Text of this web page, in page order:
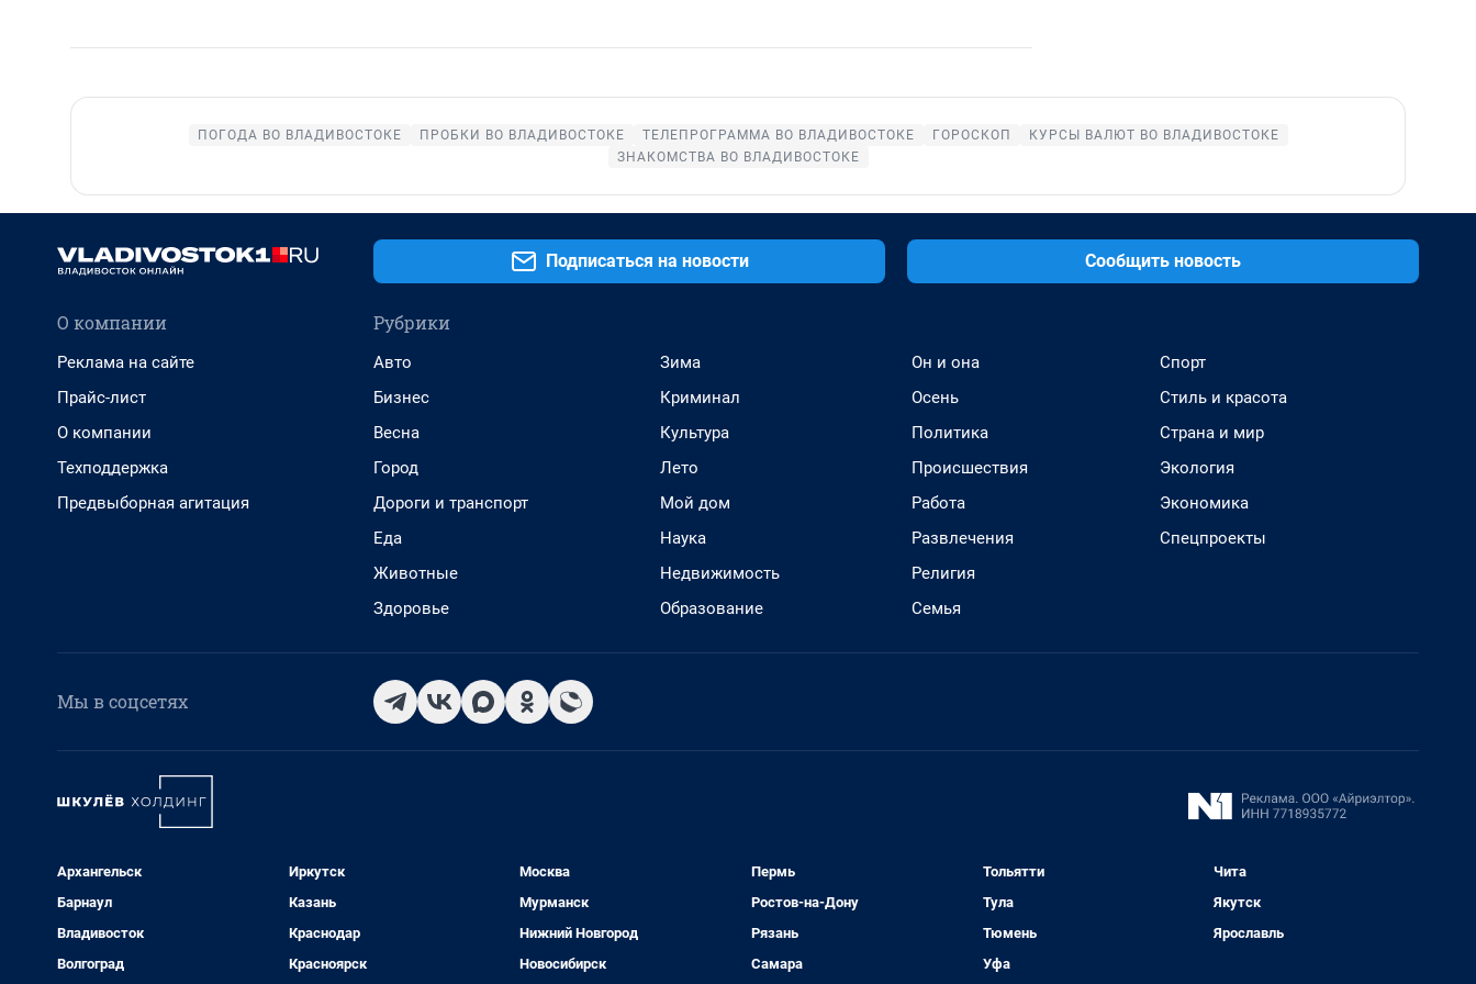
ПОГОДА ВО ВЛАДИВОСТОКЕ ПРОБКИ ВО ВЛАДИВОСТОКЕ ТЕЛЕПРОГРАММА ВО ВЛАДИВОСТОКЕ ГОРОСКОП
КУРСЫ ВАЛЮТ ВО ВЛАДИВОСТОКЕ
ЗНАКОМСТВА ВО ВЛАДИВОСТОКЕ
Подписаться на новости Сообщить новость
О компании
Реклама на сайте
Прайс-лист
О компании
Техподдержка
Предвыборная агитация
Рубрики
Авто
Бизнес
Весна
Город
Дороги и транспорт
Еда
Животные
Здоровье
Зима
Криминал
Культура
Лето
Мой дом
Наука
Недвижимость
Образование
Он и она
Осень
Политика
Происшествия
Работа
Развлечения
Религия
Семья
Спорт
Стиль и красота
Страна и мир
Экология
Экономика
Спецпроекты
Мы в соцсетях
Архангельск
Барнаул
Владивосток
Волгоград
Иркутск
Казань
Краснодар
Красноярск
Москва
Мурманск
Нижний Новгород
Новосибирск
Пермь
Ростов-на-Дону
Рязань
Самара
Тольятти
Тула
Тюмень
Уфа
Чита
Якутск
Ярославль